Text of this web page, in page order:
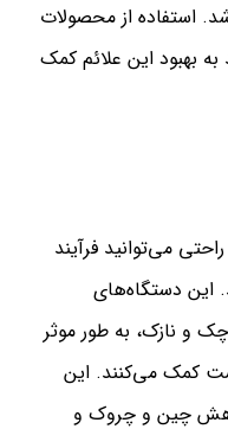
استفاده از محصولات
بهبود این علائم کمک
می‌توانید فرآیند
این دستگاه‌های
و نازک، به طور موثر
کمک می‌کنند. این
چین و چروک و